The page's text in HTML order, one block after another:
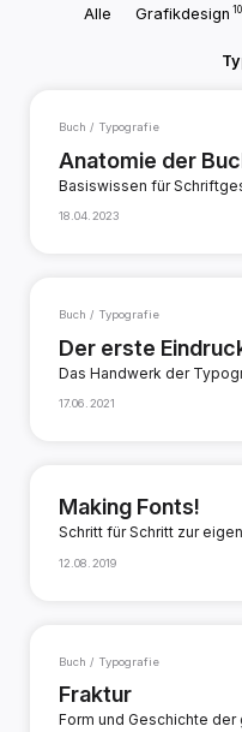
Alle Grafikdesign 10
Buch / Typografie
Anatomie der
Basiswissen für
18.04.2023
Buch / Typografie
Der erste
Das Handwerk der
17.06.2021
Making Fonts!
Schritt für Schritt zur
12.08.2019
Buch / Typografie
Fraktur
Form und Geschichte